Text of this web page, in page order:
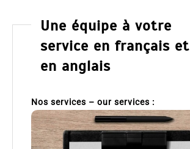
Une équipe à votre
service en français et
en anglais
Nos services – our services :